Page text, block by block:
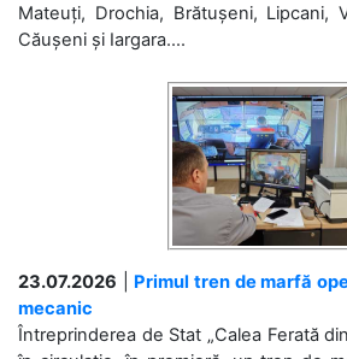
Mateuți, Drochia, Brătușeni, Lipcani,
Căușeni și Iargara....
23.07.2026
Primul tren de marfă
mecanic
Întreprinderea de Stat „Calea Ferată